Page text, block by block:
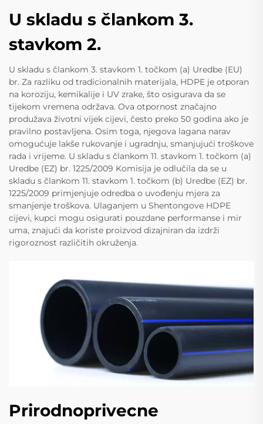
U skladu s člankom 3.
stavkom 2.
U skladu s člankom 3. stavkom 1. točkom (a) Uredbe (EU)
br. Za razliku od tradicionalnih materijala, HDPE je otporan
na koroziju, kemikalije i UV zrake, što osigurava da se
tijekom vremena održava. Ova otpornost značajno
produžava životni vijek cijevi, često preko 50 godina ako je
pravilno postavljena. Osim toga, njegova lagana narav
omogućuje lakše rukovanje i ugradnju, smanjujući troškove
rada i vrijeme. U skladu s člankom 11. stavkom 1. točkom (a)
Uredbe (EZ) br. 1225/2009 Komisija je odlučila da se u
skladu s člankom 11. stavkom 1. točkom (b) Uredbe (EZ) br.
1225/2009 primjenjuje odredba o uvođenju mjera za
smanjenje troškova. Ulaganjem u Shentongove HDPE
cijevi, kupci mogu osigurati pouzdane performanse i mir
uma, znajući da koriste proizvod dizajniran da izdrži
rigoroznost različitih okruženja.
Prirodnoprivecne